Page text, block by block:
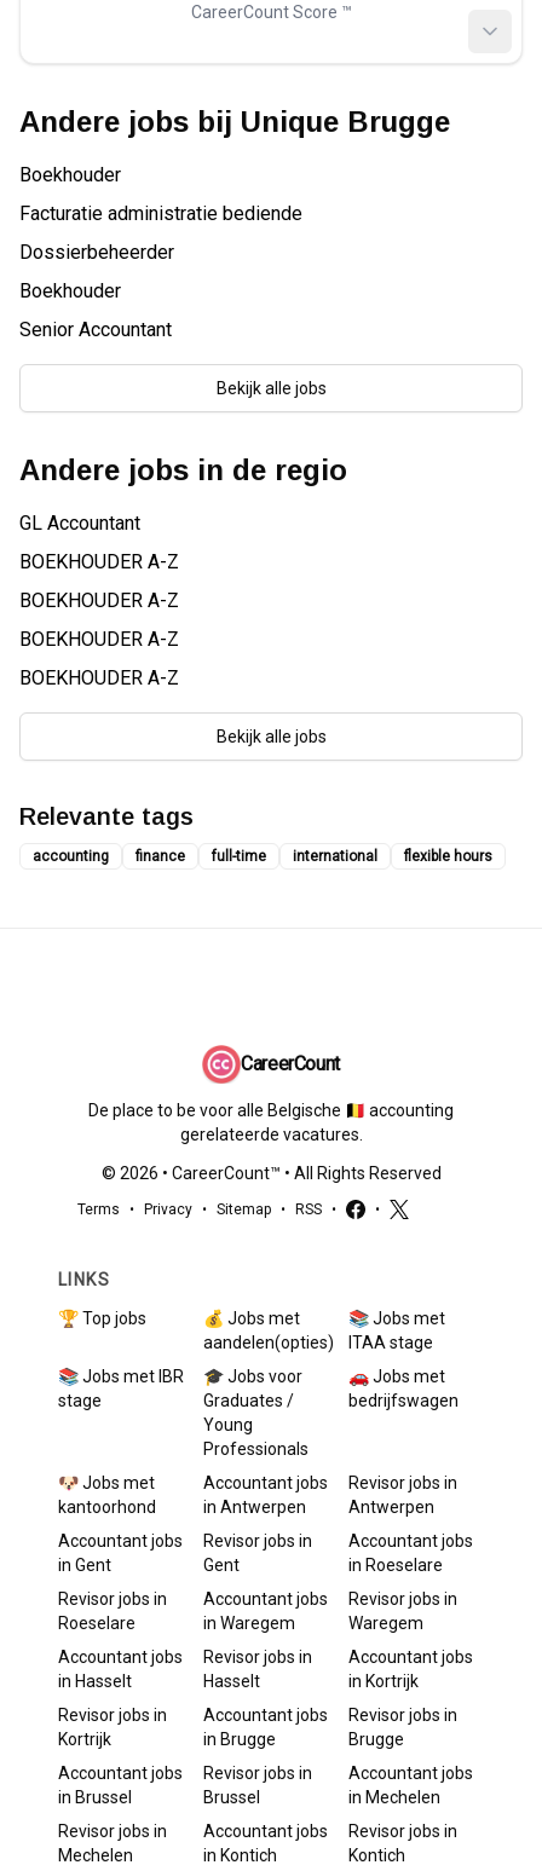
CareerCount Score ™️
Andere jobs bij Unique Brugge
Boekhouder
Facturatie administratie bediende
Dossierbeheerder
Boekhouder
Senior Accountant
Bekijk alle jobs
Andere jobs in de regio
GL Accountant
BOEKHOUDER A-Z
BOEKHOUDER A-Z
BOEKHOUDER A-Z
BOEKHOUDER A-Z
Bekijk alle jobs
Relevante tags
accounting finance full-time international flexible hours
CareerCount
De place to be voor alle Belgische 🇧🇪 accounting
gerelateerde vacatures.
© 2026 • CareerCount™ • All Rights Reserved
Terms • Privacy • Sitemap • RSS • •
LINKS
🏆 Top jobs
💰 Jobs met
aandelen(opties)
📚 Jobs met
ITAA stage
📚 Jobs met IBR
stage
🎓 Jobs voor
Graduates /
Young
Professionals
🚗 Jobs met
bedrijfswagen
🐶 Jobs met
kantoorhond
Accountantjobs
in Antwerpen
Revisorjobs in
Antwerpen
Accountantjobs
in Gent
Revisorjobs in
Gent
Accountantjobs
in Roeselare
Revisorjobs in
Roeselare
Accountantjobs
in Waregem
Revisorjobs in
Waregem
Accountantjobs
in Hasselt
Revisorjobs in
Hasselt
Accountantjobs
in Kortrijk
Revisorjobs in
Kortrijk
Accountantjobs
in Brugge
Revisorjobs in
Brugge
Accountantjobs
in Brussel
Revisorjobs in
Brussel
Accountantjobs
in Mechelen
Revisorjobs in
Mechelen
Accountantjobs
in Kontich
Revisorjobs in
Kontich